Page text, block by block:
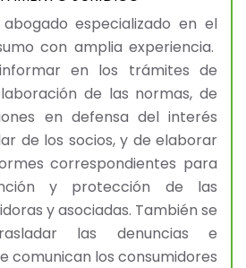
especializado en el
con amplia experiencia.
en los trámites de
de las normas, de
en defensa del interés
de los socios, y de elaborar
correspondientes para
y protección de las
y asociadas. También se
las denuncias e
comunican los consumidores